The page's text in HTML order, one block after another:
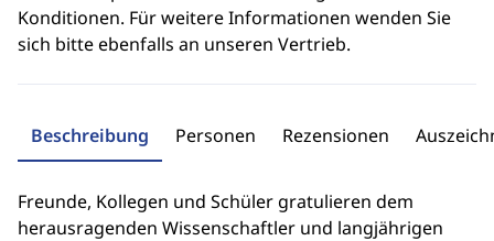
Konditionen. Für weitere Informationen wenden Sie
sich bitte ebenfalls an unseren Vertrieb.
Beschreibung Personen Rezensionen
Freunde, Kollegen und Schüler gratulieren dem
herausragenden Wissenschaftler und langjährigen